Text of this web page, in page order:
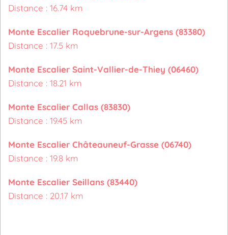
Distance : 16.74 km
Monte Escalier Roquebrune-sur-Argens (83380)
Distance : 17.5 km
Monte Escalier Saint-Vallier-de-Thiey (06460)
Distance : 18.21 km
Monte Escalier Callas (83830)
Distance : 19.45 km
Monte Escalier Châteauneuf-Grasse (06740)
Distance : 19.8 km
Monte Escalier Seillans (83440)
Distance : 20.17 km